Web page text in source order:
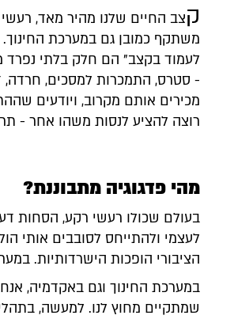
קצב החיים שלנו מהיר מאד,
משתקף כמובן גם במערכת
לעמוד בקצב" הם חלק בלתי נפרד
- סטרס, התמכרות למסכים, חרדה,
מכירים אותם מקרוב, ויודעים
רוצה להציע לנסות משהו אחר -
מהי פדגוגיה מתבוננת?
בעולם שכולו רעשי רקע, הסחות
לעצמי ולהתייחס לסובבים אותי
הציבורי הופכות הישרדותיות.
במערכת החינוך וגם באקדמיה,
שמתקיים מחוץ לנו. למעשה,